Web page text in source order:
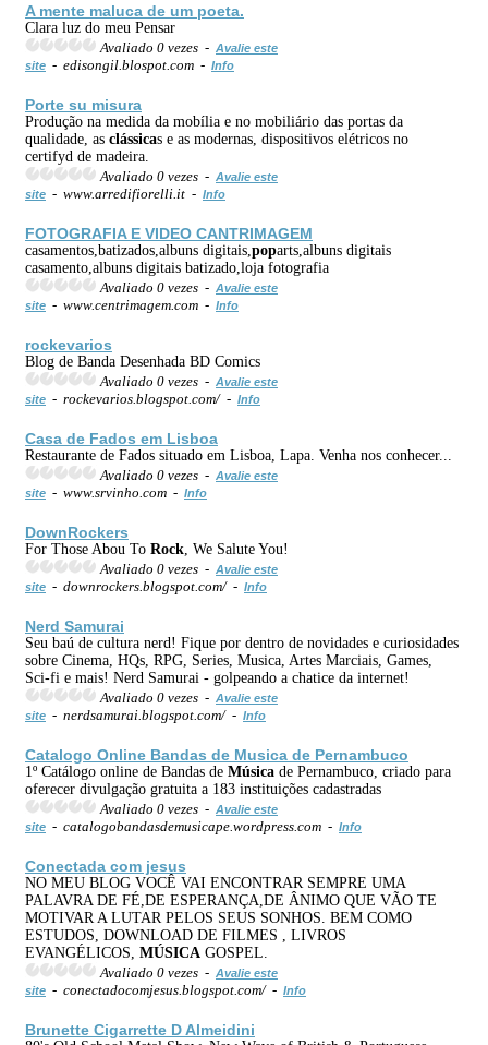
A mente maluca de um poeta.
Clara luz do meu Pensar
Avaliado 0 vezes - Avalie este
site - edisongil.blospot.com - Info
Porte su misura
Produção na medida da mobília e no mobiliário das portas da
qualidade, as clássicas e as modernas, dispositivos elétricos no
certifyd de madeira.
Avaliado 0 vezes - Avalie este
site - www.arredifiorelli.it - Info
FOTOGRAFIA E VIDEO CANTRIMAGEM
casamentos,batizados,albuns digitais, poparts,albuns digitais
casamento,albuns digitais batizado,loja fotografia
Avaliado 0 vezes - Avalie este
site - www.centrimagem.com - Info
rockevarios
Blog de Banda Desenhada BD Comics
Avaliado 0 vezes - Avalie este
site - rockevarios.blogspot.com/ - Info
Casa de Fados em Lisboa
Restaurante de Fados situado em Lisboa, Lapa. Venha nos conhecer...
Avaliado 0 vezes - Avalie este
site - www.srvinho.com - Info
DownRockers
For Those Abou To Rock , We Salute You!
Avaliado 0 vezes - Avalie este
site - downrockers.blogspot.com/ - Info
Nerd Samurai
Seu baú de cultura nerd! Fique por dentro de novidades e curiosidades
sobre Cinema, HQs, RPG, Series, Musica, Artes Marciais, Games,
Sci-fi e mais! Nerd Samurai - golpeando a chatice da internet!
Avaliado 0 vezes - Avalie este
site - nerdsamurai.blogspot.com/ - Info
Catalogo Online Bandas de Musica de Pernambuco
1º Catálogo online de Bandas de Música de Pernambuco, criado para
oferecer divulgação gratuita a 183 instituições cadastradas
Avaliado 0 vezes - Avalie este
site - catalogobandasdemusicape.wordpress.com - Info
Conectada com jesus
NO MEU BLOG VOCÊ VAI ENCONTRAR SEMPRE UMA
PALAVRA DE FÉ,DE ESPERANÇA,DE ÂNIMO QUE VÃO TE
MOTIVAR A LUTAR PELOS SEUS SONHOS. BEM COMO
ESTUDOS, DOWNLOAD DE FILMES , LIVROS
EVANGÉLICOS, MÚSICA GOSPEL.
Avaliado 0 vezes - Avalie este
site - conectadocomjesus.blogspot.com/ - Info
Brunette Cigarrette D Almeidini